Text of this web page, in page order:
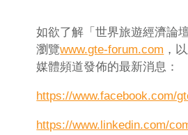
如欲了解「世界旅遊經濟論
瀏覽www.gte-forum.com ，
媒體頻道發佈的最新消息：
https://www.facebook.com/
https://www.linkedin.com/